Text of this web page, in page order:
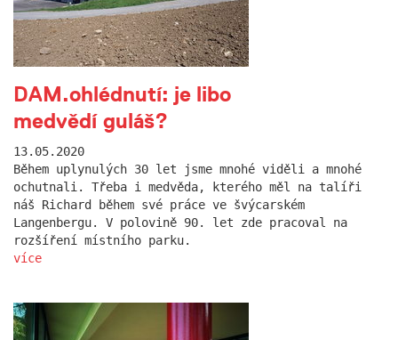
DAM.ohlédnutí: je libo
medvědí guláš?
13.05.2020
Během uplynulých 30 let jsme mnohé viděli a mnohé
ochutnali. Třeba i medvěda, kterého měl na talíři
náš Richard během své práce ve švýcarském
Langenbergu. V polovině 90. let zde pracoval na
rozšíření místního parku.
více